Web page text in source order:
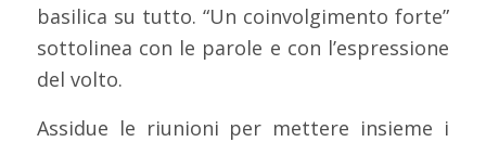
basilica su tutto. “Un coinvolgimento forte”
sottolinea con le parole e con l’espressione
del volto.
Assidue le riunioni per mettere insieme i